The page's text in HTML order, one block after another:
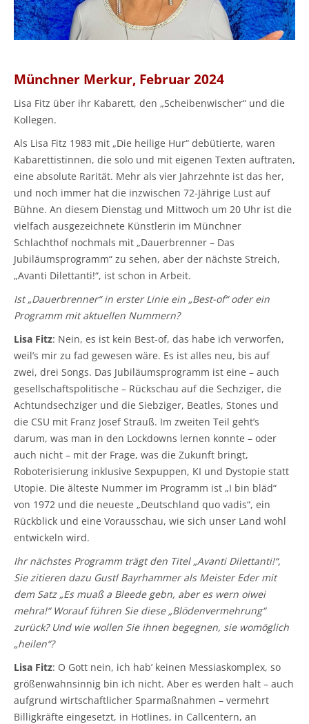
Münchner Merkur, Februar 2024
Lisa Fitz über ihr Kabarett, den „Scheibenwischer“ und die
Kollegen.
Als Lisa Fitz 1983 mit „Die heilige Hur“ debütierte, waren
Kabarettistinnen, die solo und mit eigenen Texten auftraten,
eine absolute Rarität. Mehr als vier Jahrzehnte ist das her,
und noch immer hat die inzwischen 72-Jährige Lust auf
Bühne. An diesem Dienstag und Mittwoch um 20 Uhr ist die
vielfach ausgezeichnete Künstlerin im Münchner
Schlachthof nochmals mit „Dauerbrenner – Das
Jubiläumsprogramm“ zu sehen, aber der nächste Streich,
„Avanti Dilettanti!“, ist schon in Arbeit.
Ist „Dauerbrenner“ in erster Linie ein „Best-of“ oder ein
Programm mit aktuellen Nummern?
Lisa Fitz: Nein, es ist kein Best-of, das habe ich verworfen,
weil’s mir zu fad gewesen wäre. Es ist alles neu, bis auf
zwei, drei Songs. Das Jubiläumsprogramm ist eine – auch
gesellschaftspolitische – Rückschau auf die Sechziger, die
Achtundsechziger und die Siebziger, Beatles, Stones und
die CSU mit Franz Josef Strauß. Im zweiten Teil geht’s
darum, was man in den Lockdowns lernen konnte – oder
auch nicht – mit der Frage, was die Zukunft bringt,
Roboterisierung inklusive Sexpuppen, KI und Dystopie statt
Utopie. Die älteste Nummer im Programm ist „I bin bläd“
von 1972 und die neueste „Deutschland quo vadis“, ein
Rückblick und eine Vorausschau, wie sich unser Land wohl
entwickeln wird.
Ihr nächstes Programm trägt den Titel „Avanti Dilettanti!“,
Sie zitieren dazu Gustl Bayrhammer als Meister Eder mit
dem Satz „Es muaß a Bleede gebn, aber es wern oiwei
mehra!“ Worauf führen Sie diese „Blödenvermehrung“
zurück? Und wie wollen Sie ihnen begegnen, sie womöglich
„heilen“?
Lisa Fitz: O Gott nein, ich hab’ keinen Messiaskomplex, so
größenwahnsinnig bin ich nicht. Aber es werden halt – auch
aufgrund wirtschaftlicher Sparmaßnahmen – vermehrt
Billigkräfte eingesetzt, in Hotlines, in Callcentern, an